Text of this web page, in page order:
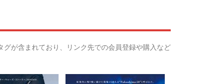
が含まれており、リンク先での会員登録や購入など